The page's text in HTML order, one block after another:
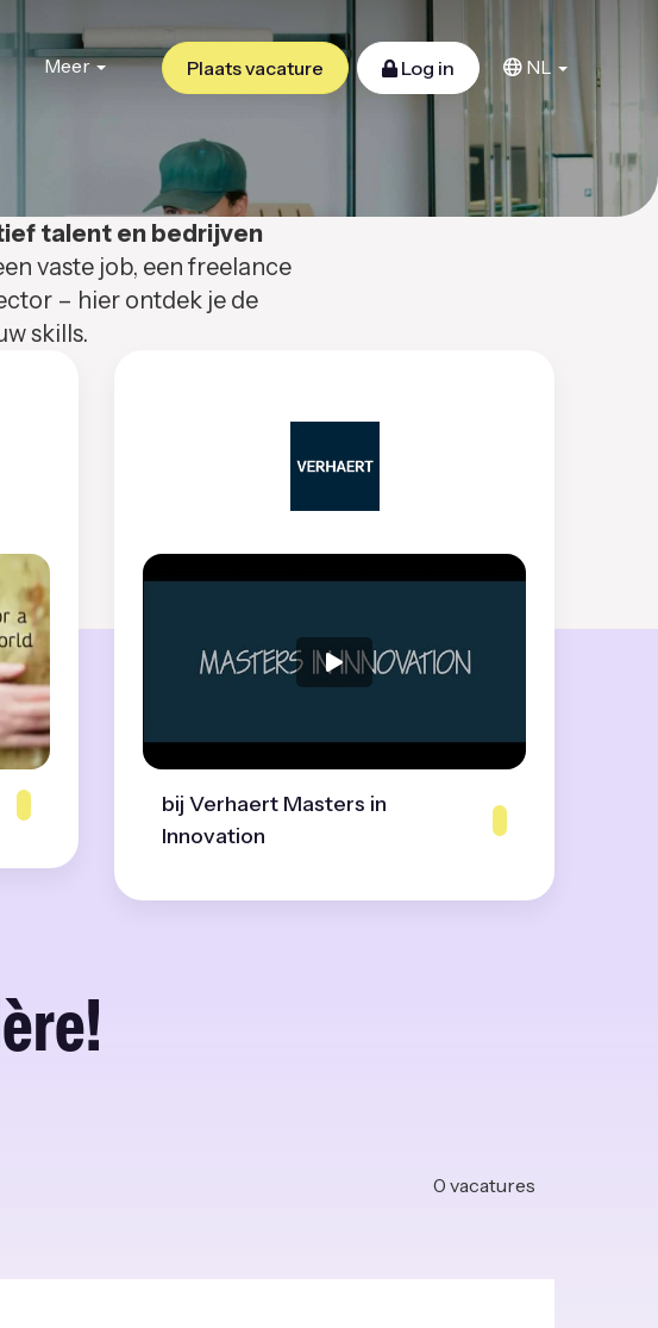
Meer Plaats vacature Log in NL
talent en bedrijven
vaste job, een freelance
– hier ontdek je de
skills.
bij Verhaert Masters in
Innovation
0 vacatures